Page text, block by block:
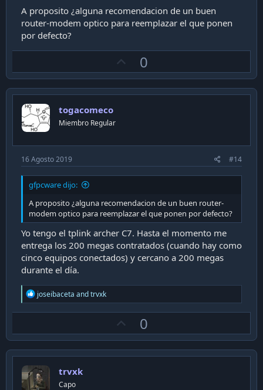
A proposito ¿alguna recomendacion de un buen
router-modem optico para reemplazar el que ponen
por defecto?
p
v
0
togacomeco
Miembro Regular
16 Agosto 2019 #14
gfpcware dijo:
A proposito ¿alguna recomendacion de un buen router-
modem optico para reemplazar el que ponen por defecto?
Yo tengo el tplink archer C7. Hasta el momento me
entrega los 200 megas contratados (cuando hay como
cinco equipos conectados) y cercano a 200 megas
durante el día.
R
e
a
i
o
n
s
:
joseibaceta andtrvxk
p
v
0
trvxk
Capo